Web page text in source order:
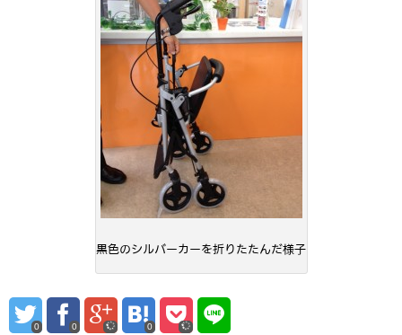
黒色のシルバーカーを折りたたんだ様子
0 0 0